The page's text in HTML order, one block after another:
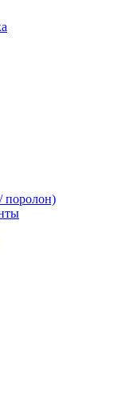
поролон)